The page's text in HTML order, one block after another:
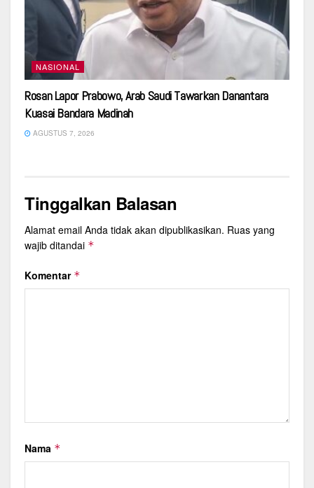
NASIONAL
Rosan Lapor Prabowo, Arab Saudi Tawarkan Danantara
Kuasai Bandara Madinah
AGUSTUS 7, 2026
Tinggalkan Balasan
Alamat email Anda tidak akan dipublikasikan. Ruas yang
wajib ditandai *
Komentar *
Nama *